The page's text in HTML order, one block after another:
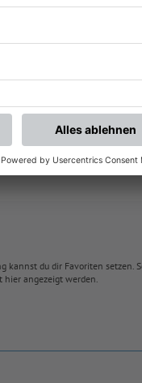
BFV-
kannst du dir Favoriten
hier angezeigt werden.